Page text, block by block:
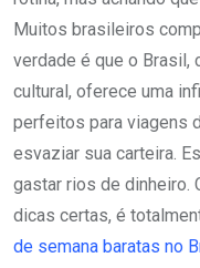
Muitos brasileiros
verdade é que o Brasil,
cultural, oferece uma
perfeitos para viagens
esvaziar sua carteira.
gastar rios de dinheiro.
dicas certas, é
de semana baratas no